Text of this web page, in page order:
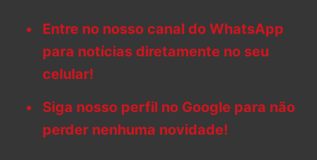
Entre no nosso canal do WhatsApp
para notícias diretamente no seu
celular!
Siga nosso perfil no Google para não
perder nenhuma novidade!